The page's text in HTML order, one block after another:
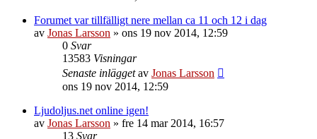
Forumet var tillfälligt nere mellan ca 11 och 12 i dag
av Jonas Larsson » ons 19 nov 2014, 12:59
0 Svar
13583 Visningar
Senaste inläggetav Jonas Larsson
ons 19 nov 2014, 12:59
Ljudoljus.net online igen!
av Jonas Larsson » fre 14 mar 2014, 16:57
13 Svar